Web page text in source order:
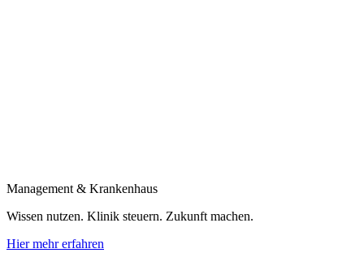
Management & Krankenhaus
Wissen nutzen. Klinik steuern. Zukunft machen.
Hier mehr erfahren